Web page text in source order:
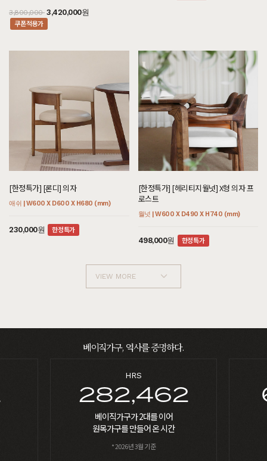
[편백] Z형 2단협탁
편백 | W500 X D400 X H540 (mm)
580,000 522,000원
[셀레스티얼 럭셔리] CH형 수납장
로얄티크 | W1000 X D400 X H1600 (mm)
9,800,000 8,820,000원
쿠폰적용가
[헤리티지월넛] EZ형 거실장
월넛 | W2000 X D300 X H350 (mm)
2,550,000 2,295,000원 쿠폰적용가
[하모니] BN형 거실장
화이트러버 | W1200 X D300 X H900
[까사] B형 미니 식탁/테이블
블랙러버 | W600 X D600 X H730 (mm)
800,000원
[블랙러버] D형 멀티렌지대
블랙러버 | W800 X D600 X H1950 (mm)
2,250,000 2,025,000원 쿠폰적용가
3,800,000 3,420,000원
쿠폰적용가
[한정특가] [론디] 의자
애쉬 | W600 X D600 X H680 (mm)
230,000원 한정특가
[한정특가] [헤리티지월넛] X형 의자 프
로스트
월넛 | W600 X D490 X H740 (mm)
498,000원 한정특가
VIEW MORE
베이직가구, 역사를 증명하다.
PERSON
622,198
베이직 가구를 선택하신
현명한 고객들
* 2026년 3월 기준